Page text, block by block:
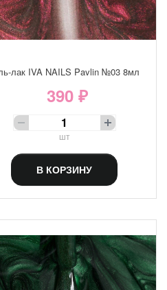
лак IVA NAILS Pavlin №03 8мл
390 ₽
шт
В КОРЗИНУ